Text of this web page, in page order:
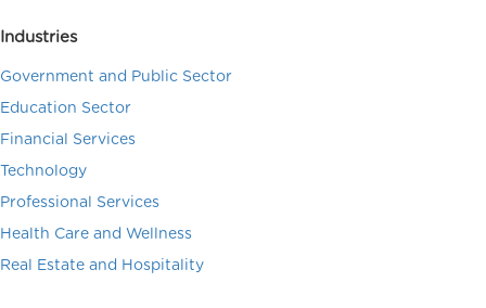
Industries
Government and Public Sector
Education Sector
Financial Services
Technology
Professional Services
Health Care and Wellness
Real Estate and Hospitality